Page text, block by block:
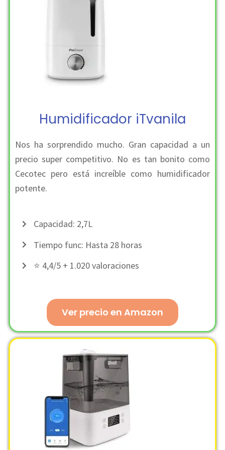
Humidificador iTvanila
Nos ha sorprendido mucho. Gran capacidad a un
precio super competitivo. No es tan bonito como
Cecotec pero está increíble como humidificador
potente.
Capacidad: 2,7L
Tiempo func: Hasta 28 horas
⭐ 4,4/5 + 1.020 valoraciones
Ver precio en Amazon